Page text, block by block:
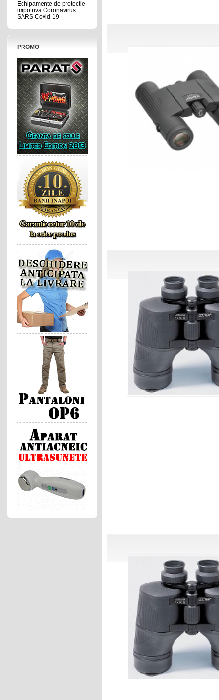
Echipamente de protectie
impotriva Coronavirus
SARS Covid-19
PROMO